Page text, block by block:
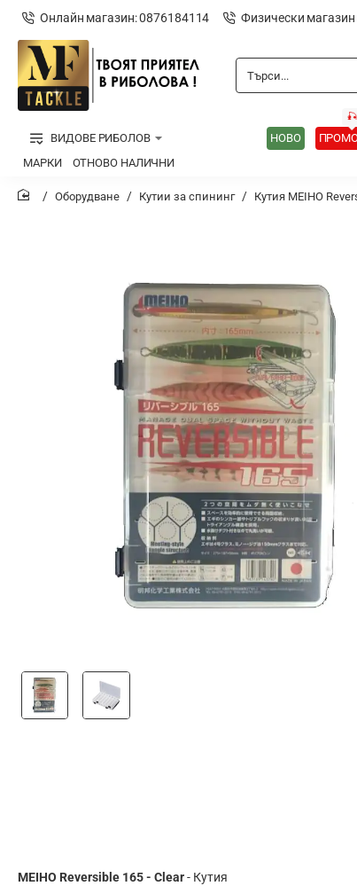
Онлайн магазин: 0876184114 Физически
Търси...
ВИДОВЕ РИБОЛОВ НОВО
🎣
МАРКИ
ОТНОВО НАЛИЧНИ
Оборудване Кутии за спининг Кутия MEIHO
MEIHO Reversible 165 - Clear- Кутия